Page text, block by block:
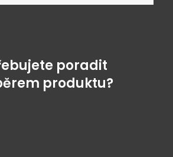
poradit
produktu?